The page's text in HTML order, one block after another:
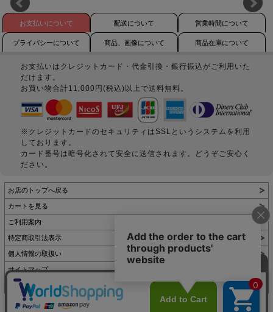
お支払いについて 配送について 営業時間について
プライバシーについて 商品、画像について 商品在庫について
お支払いはクレジットカード・代金引換・銀行振込がご利用いた
だけます。
お買い物合計11,000円(税込)以上で送料無料。
※クレジットカードのセキュリティはSSLというシステムを利用
しております。
カード番号は暗号化されて安全に送信されます。どうぞご安心く
ださい。
お店のトップへ戻る
カートを見る
ご利用案内
特定商取引法表示
個人情報の取扱い
サイトマップ
お問い合わせ